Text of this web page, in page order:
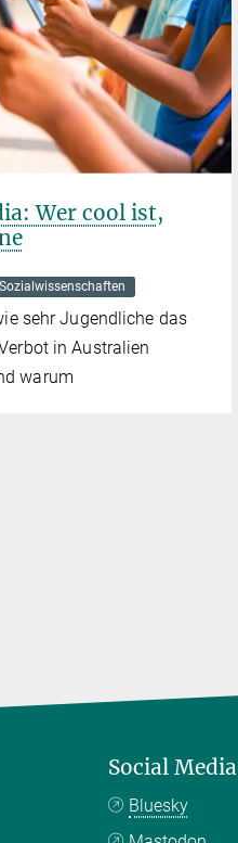
Wer cool ist,
Sozialwissenschaften
sehr Jugendliche das
in Australien
warum
Social Media
Bluesky